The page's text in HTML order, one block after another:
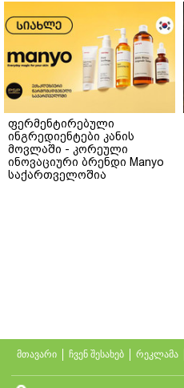
ფერმენტირებული
ინგრედიენტები კანის
მოვლაში - კორეული
ინოვაციური ბრენდი Manyo
საქართველოშია
მთავარი ჩვენ შესახებ რეკლამა